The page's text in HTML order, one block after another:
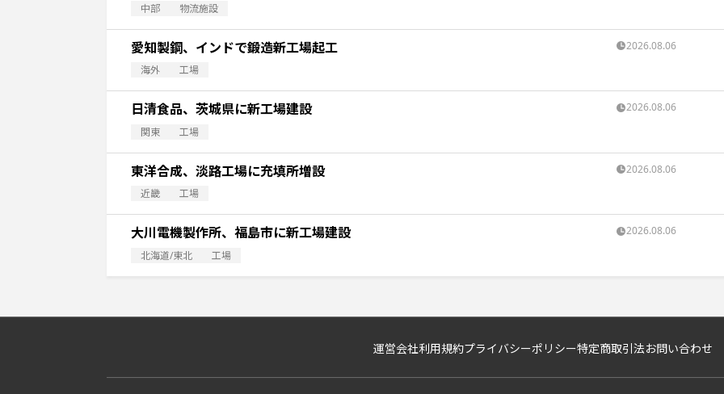
中部 物流施設
愛知製鋼、インドで鍛造新工場起工
海外 工場
2026.08.06
日清食品、茨城県に新工場建設
関東 工場
2026.08.06
東洋合成、淡路工場に充填所増設
近畿 工場
2026.08.06
大川電機製作所、福島市に新工場建設
北海道/東北 工場
2026.08.06
運営会社利用規約プライバシーポリシー特定商取引法お問い合わせ